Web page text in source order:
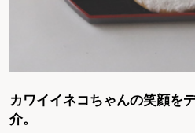
カワイイネコちゃんの笑顔を
介。